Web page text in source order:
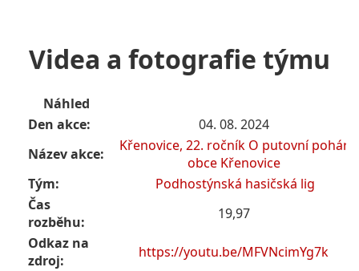
Videa a fotografie týmu
Náhled
Den akce:
04. 08. 2024
Název akce:
Křenovice, 22. ročník O putovní pohár
obce Křenovice
Tým:
Podhostýnská hasičská lig
Čas
rozběhu:
19,97
Odkaz na
zdroj:
https://youtu.be/MFVNcimYg7k